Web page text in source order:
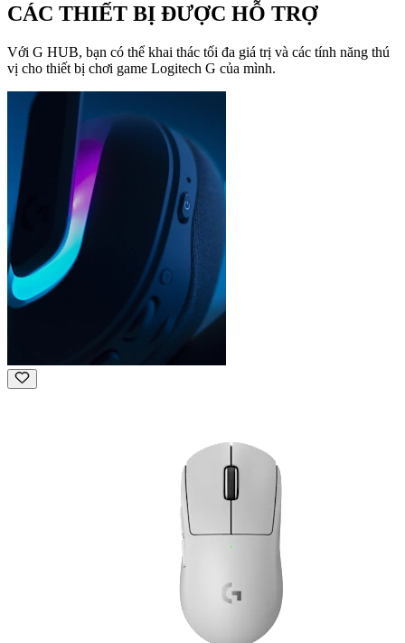
CÁC THIẾT BỊ ĐƯỢC HỖ TRỢ
Với G HUB, bạn có thể khai thác tối đa giá trị và các tính năng thú
vị cho thiết bị chơi game Logitech G của mình.